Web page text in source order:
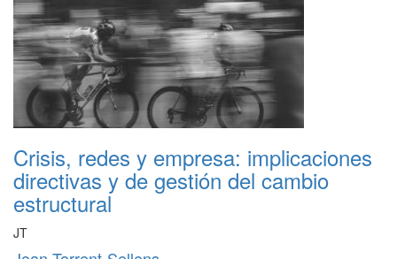
Crisis, redes y empresa: implicaciones
directivas y de gestión del cambio
estructural
JT